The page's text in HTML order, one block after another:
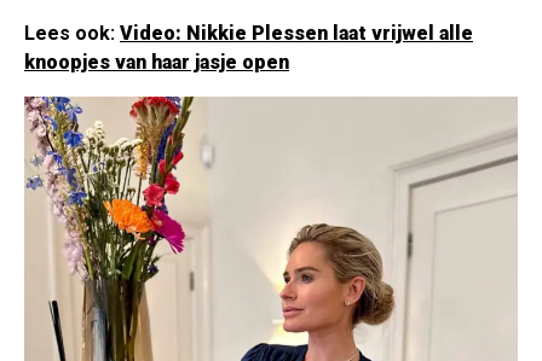
Lees ook: Video: Nikkie Plessen laat vrijwel alle
knoopjes van haar jasje open